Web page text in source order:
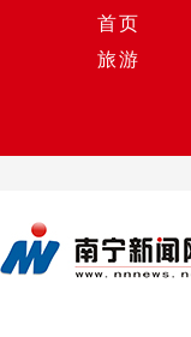
首页
旅游